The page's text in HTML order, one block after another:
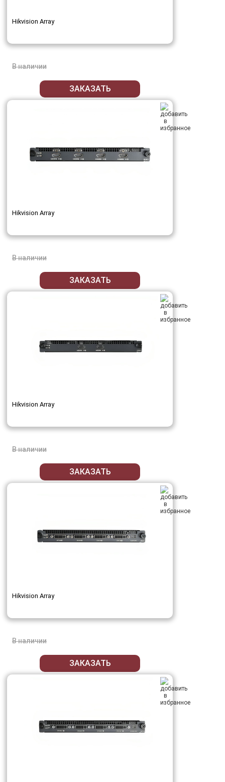
Hikvision Array
В наличии
ЗАКАЗАТЬ
Hikvision Array
В наличии
ЗАКАЗАТЬ
Hikvision Array
В наличии
ЗАКАЗАТЬ
Hikvision Array
В наличии
ЗАКАЗАТЬ